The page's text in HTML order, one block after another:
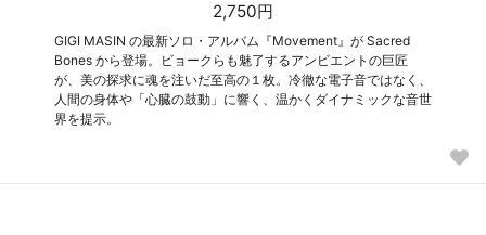
2,750円
GIGI MASIN の最新ソロ・アルバム『Movement』が Sacred
Bones から登場。ビョークらも魅了するアンビエントの巨匠
が、美の探求に魂を注いだ至高の１枚。冷徹な電子音ではなく、
人間の身体や「心臓の鼓動」に響く、温かくダイナミックな音世
界を提示。